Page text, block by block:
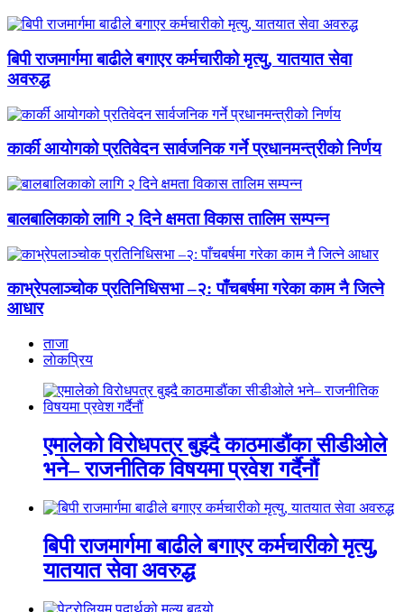
बिपी राजमार्गमा बाढीले बगाएर कर्मचारीको मृत्यु, यातयात सेवा
अवरुद्ध
कार्की आयोगको प्रतिवेदन सार्वजनिक गर्ने प्रधानमन्त्रीको निर्णय
बालबालिकाकाे लागि २ दिने क्षमता विकास तालिम सम्पन्न
काभ्रेपलाञ्चोक प्रतिनिधिसभा –२: पाँचबर्षमा गरेका काम नै जित्ने
आधार
ताजा
लाेकप्रिय
एमालेको विरोधपत्र बुझ्दै काठमाडौंका सीडीओले
भने– राजनीतिक विषयमा प्रवेश गर्दैनौं
बिपी राजमार्गमा बाढीले बगाएर कर्मचारीको मृत्यु,
यातयात सेवा अवरुद्ध